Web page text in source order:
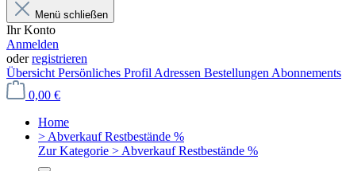
Menü schließen
Ihr Konto
Anmelden
oderregistrieren
Übersicht Persönliches Profil Adressen Bestellungen Abonnements
0,00 €
Home
> Abverkauf Restbestände %
Zur Kategorie > Abverkauf Restbestände %